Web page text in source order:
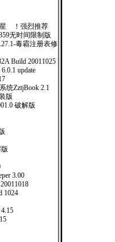
星 ！强烈推荐
无时间限制版
毒霸注册表修
Build 20011025
update
统ZztjBook 2.1
版
破解版
3.00
1024